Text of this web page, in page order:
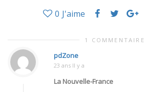
0 J'aime
1 COMMENTAIRE
pdZone
23 ans Il y a
La Nouvelle-France